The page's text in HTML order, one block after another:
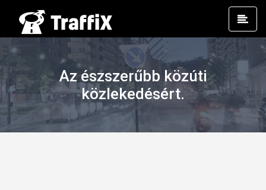
Az észszerűbb közúti
közlekedésért.